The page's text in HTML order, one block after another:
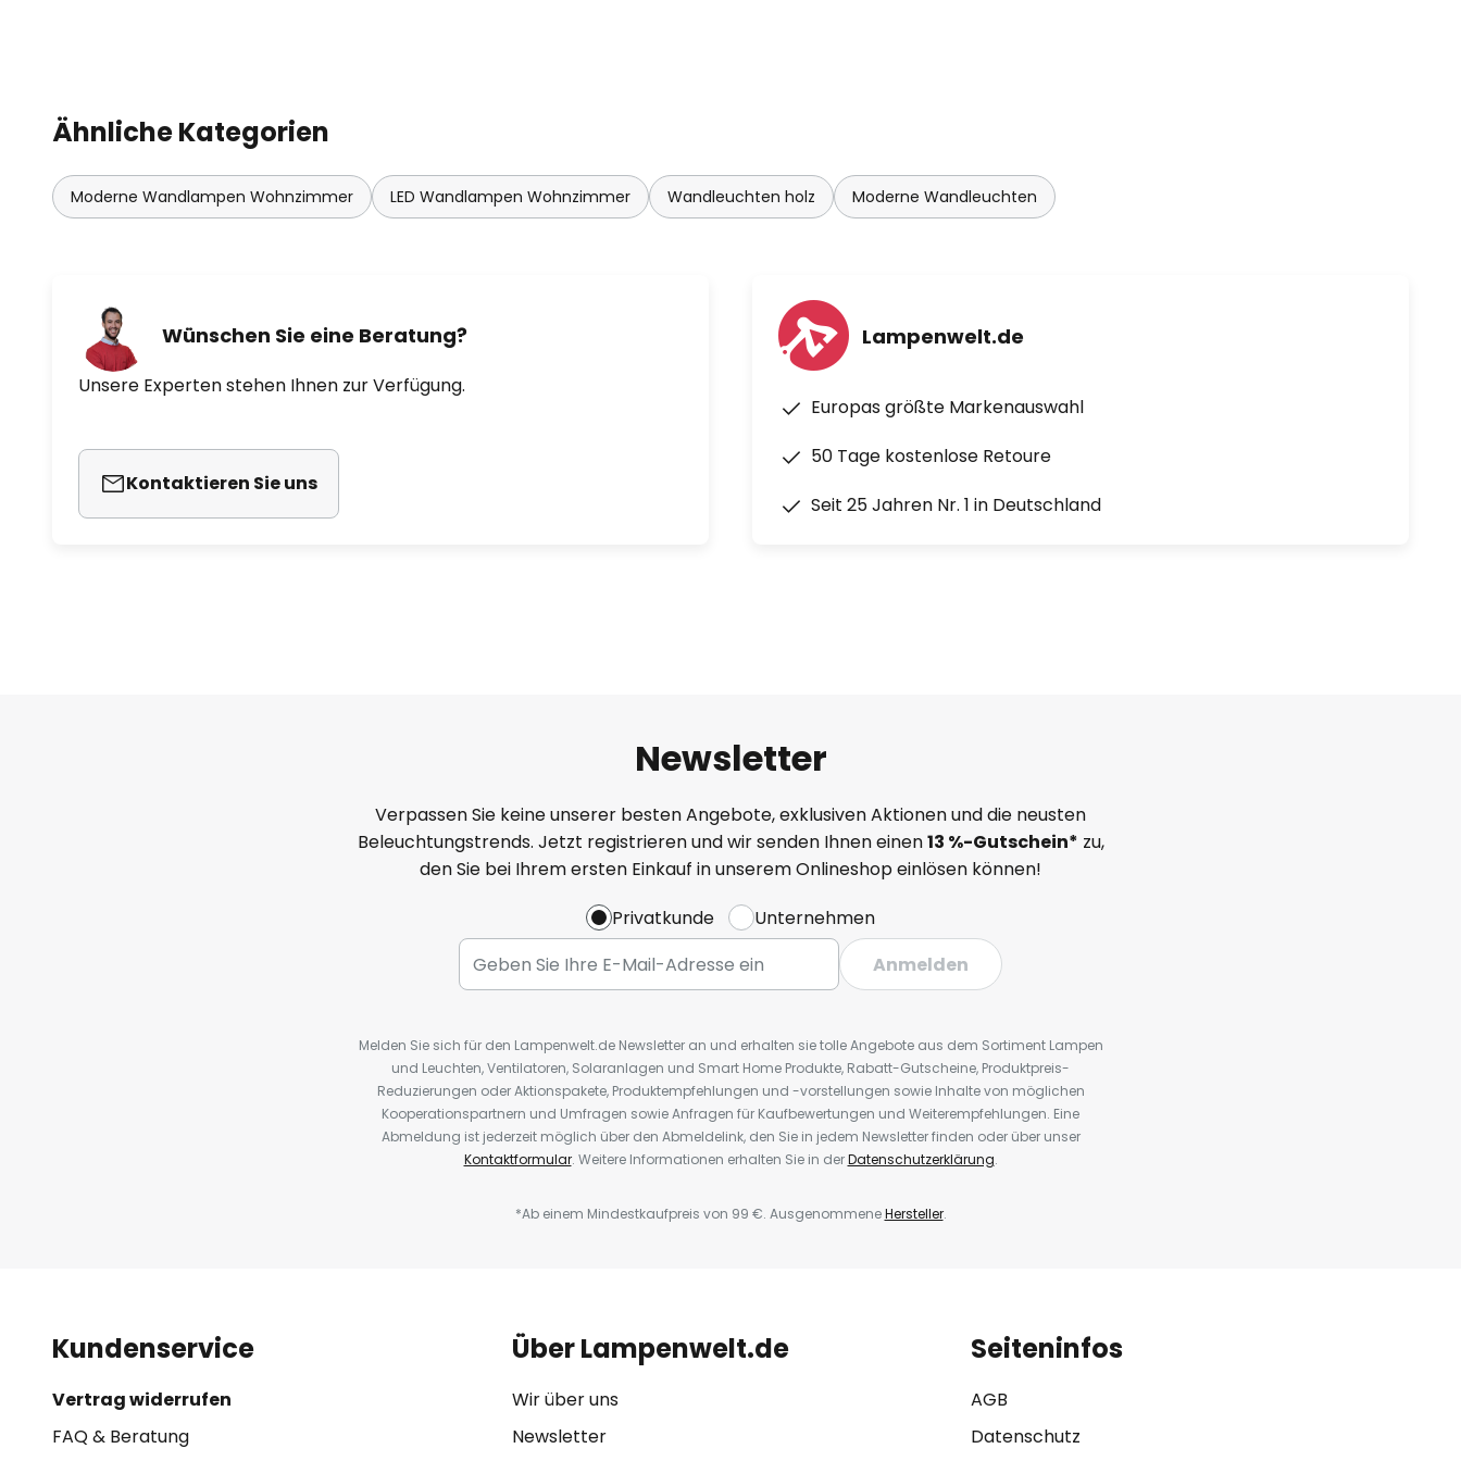
Ähnliche Kategorien
Moderne Wandlampen Wohnzimmer LED Wandlampen Wohnzimmer Wandleuchten holz Moderne Wandleuchten
Wünschen Sie eine Beratung?
Unsere Experten stehen Ihnen zur Verfügung.
Kontaktieren Sie uns
Lampenwelt.de
Europas größte Markenauswahl
50 Tage kostenlose Retoure
Seit 25 Jahren Nr. 1 in Deutschland
Newsletter
Verpassen Sie keine unserer besten Angebote, exklusiven Aktionen und die neusten
Beleuchtungstrends. Jetzt registrieren und wir senden Ihnen einen13 %-Gutschein* zu,
den Sie bei Ihrem ersten Einkauf in unserem Onlineshop einlösen können!
Privatkunde
Unternehmen
Anmelden
Melden Sie sich für den Lampenwelt.de Newsletter an und erhalten sie tolle Angebote aus dem Sortiment Lampen
und Leuchten, Ventilatoren, Solaranlagen und Smart Home Produkte, Rabatt-Gutscheine, Produktpreis-
Reduzierungen oder Aktionspakete, Produktempfehlungen und -vorstellungen sowie Inhalte von möglichen
Kooperationspartnern und Umfragen sowie Anfragen für Kaufbewertungen und Weiterempfehlungen. Eine
Abmeldung ist jederzeit möglich über den Abmeldelink, den Sie in jedem Newsletter finden oder über unser
Kontaktformular. Weitere Informationen erhalten Sie in derDatenschutzerklärung.
*Ab einem Mindestkaufpreis von 99 €. AusgenommeneHersteller.
Kundenservice
Vertrag widerrufen
FAQ & Beratung
Über Lampenwelt.de
Wir über uns
Newsletter
Seiteninfos
AGB
Datenschutz